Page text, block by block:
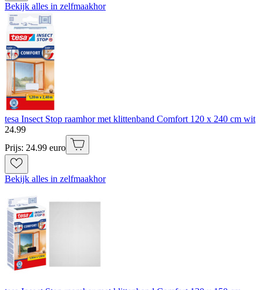
Bekijk alles in zelfmaakhor
tesa Insect Stop raamhor met klittenband Comfort 120 x 240 cm wit
24.99
Prijs: 24.99 euro
Bekijk alles in zelfmaakhor